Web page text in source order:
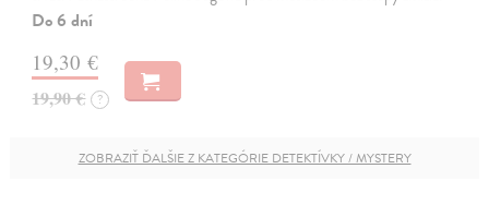
Do 6 dní
19,30 €
19,90 € ?
ZOBRAZIŤ ĎALŠIE Z KATEGÓRIE DETEKTÍVKY / MYSTERY